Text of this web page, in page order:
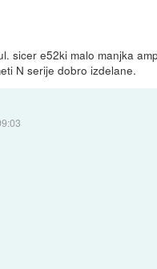
sicer e52ki malo manjka
N serije dobro izdelane.